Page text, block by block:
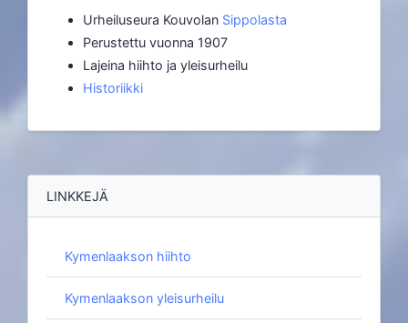
Urheiluseura Kouvolan Sippolasta
Perustettu vuonna 1907
Lajeina hiihto ja yleisurheilu
Historiikki
LINKKEJÄ
Kymenlaakson hiihto
Kymenlaakson yleisurheilu